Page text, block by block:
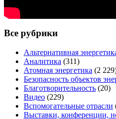
Все рубрики
Альтернативная
Аналитика (311)
Атомная энергетика (2
Безопасность объектов
Благотворительность (20)
Видео (229)
Вспомогательные отрасли
Выставки, конференции,